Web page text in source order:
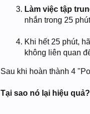
Làm việc tập
nhắn trong 25
Khi hết 25 phút,
không liên quan
Sau khi hoàn thành 4
Tại sao nó lại hiệu quả?